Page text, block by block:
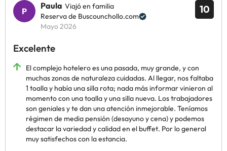
10
Paula Viajó en familia
Reserva de Buscounchollo.com
Mayo 2026
Excelente
El complejo hotelero es una pasada, muy grande, y con
muchas zonas de naturaleza cuidadas. Al llegar, nos faltaba
1 toalla y había una silla rota; nada más informar vinieron al
momento con una toalla y una silla nueva. Los trabajadores
son geniales y te dan una atención inmejorable. Teníamos
régimen de media pensión (desayuno y cena) y podemos
destacar la variedad y calidad en el buffet. Por lo general
muy satisfechos con la estancia.